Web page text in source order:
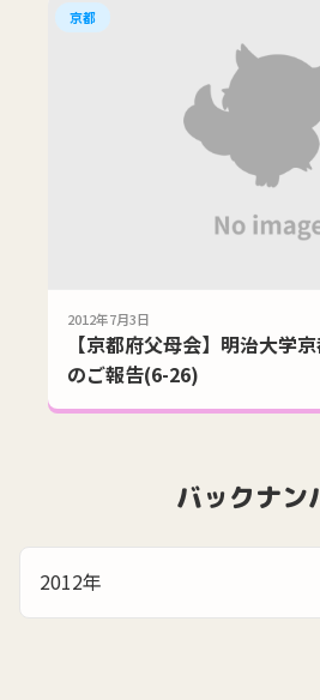
京都
2012年7月3日
【京都府父母会】明治大学
のご報告(6-26)
バックナン
2012年